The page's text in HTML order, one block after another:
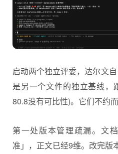
启动两个独立评委，达尔文
是另一个文件的独立基线，
80.8没有可比性)。它们不约
第一处版本管理疏漏。文
准」，正文已经9维。改完版